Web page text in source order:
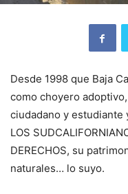
Desde 1998 que Baja
como choyero
ciudadano y estudiante
LOS
DERECHOS, su
naturales… lo suyo.